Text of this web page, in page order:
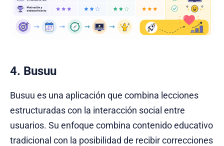
4. Busuu
Busuu es una aplicación que combina lecciones
estructuradas con la interacción social entre
usuarios. Su enfoque combina contenido educativo
tradicional con la posibilidad de recibir correcciones